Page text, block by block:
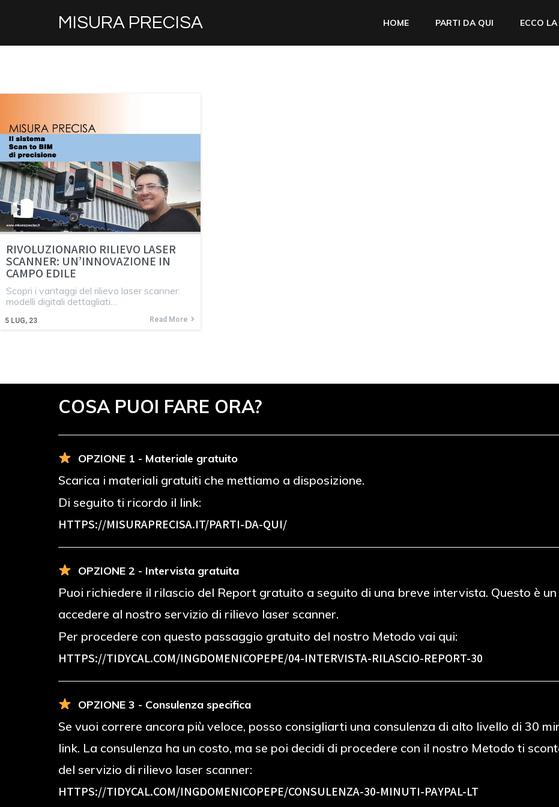
MISURA PRECISA HOME PARTI DA QUI ECCO
RIVOLUZIONARIO RILIEVO LASER
SCANNER: UN’INNOVAZIONE IN
CAMPO EDILE
5 LUG, 23
Scopri i vantaggi del rilievo laser scanner:
modelli digitali dettagliati…
Read More
COSA PUOI FARE ORA?
OPZIONE 1 - Materiale gratuito
Scarica i materiali gratuiti che mettiamo a disposizione.
Di seguito ti ricordo il link:
HTTPS://MISURAPRECISA.IT/PARTI-DA-QUI/
OPZIONE 2 - Intervista gratuita
Puoi richiedere il rilascio del Report gratuito a seguito di una breve intervista. Questo è
accedere al nostro servizio di rilievo laser scanner.
Per procedere con questo passaggio gratuito del nostro Metodo vai qui:
HTTPS://TIDYCAL.COM/INGDOMENICOPEPE/04-INTERVISTA-RILASCIO-REPORT-30
OPZIONE 3 - Consulenza specifica
Se vuoi correre ancora più veloce, posso consigliarti una consulenza di alto livello di 30
link. La consulenza ha un costo, ma se poi decidi di procedere con il nostro Metodo ti
del servizio di rilievo laser scanner:
HTTPS://TIDYCAL.COM/INGDOMENICOPEPE/CONSULENZA-30-MINUTI-PAYPAL-LT